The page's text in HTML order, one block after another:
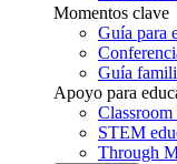
Momentos clave
Guía para
Guía
Apoyo para
Classroom
STEM
Through